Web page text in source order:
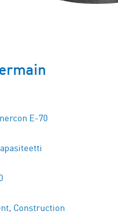
E-70
Construction